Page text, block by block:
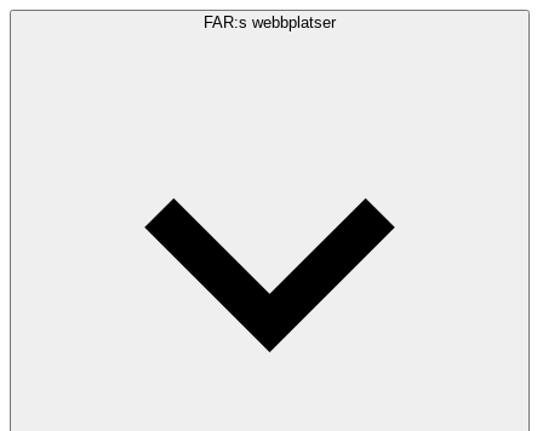
FAR:s webbplatser